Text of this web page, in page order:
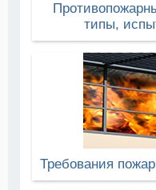
типы,
Требования